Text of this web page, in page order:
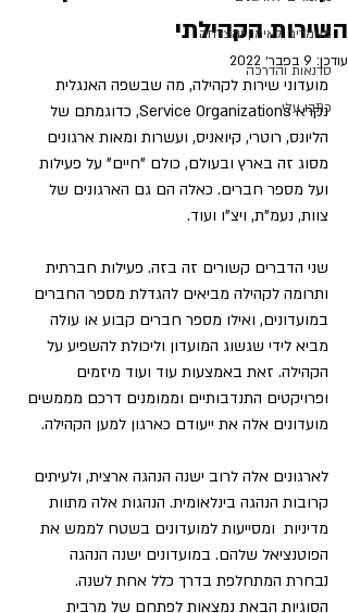
מאמרים לאימון והצלחה
סדנאות והדרכה
כתבו עלי
השירות הקהילתי
עודכן: 9 בפבר׳ 2022
מועדוני שירות לקהילה, מה שבשפה האנגלית
נקרא Service Organizations, כדוגמתם של
הליונס, רוטרי, קיואניס, ועשרות ומאות ארגונים
מסוג זה בארץ ובעולם, כולם "חיים" על פעילות
ועל מספר חברים. כאלה הם גם הארגונים של
צוות, נעמ"ת, ויצ"ו ועוד.
שני הדברים קשורים זה בזה. פעילות חברתית
ותרומה לקהילה מביאים להגדלת מספר החברים
במועדונים, ואילו מספר חברים קבוע או עולה
מביא לידי שגשוג המועדון וליכולת להשפיע על
הקהילה. זאת באמצעות עוד ועוד מיזמים
ופרויקטים התנדבותיים וממומנים דרכם מממשים
מועדונים אלה את ייעודם כארגון למען הקהילה.
לארגונים אלה לרוב ישנה הנהגה ארצית, ולעיתים
קרובות הנהגה בינלאומית. הנהגות אלה מתוות
מדיניות  ומסייעות למועדונים בשטח לממש את
הפוטנציאל שלהם. במועדונים ישנה הנהגה
נבחרת המתחלפת בדרך כלל אחת לשנה.
הסוגיות הבאת נמצאות לפתחם של מרבית